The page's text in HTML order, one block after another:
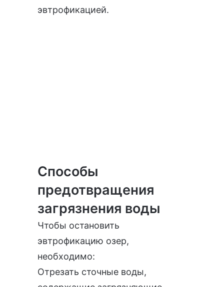
эвтрофикацией.
Способы
предотвращения
загрязнения воды
Чтобы остановить
эвтрофикацию озер,
необходимо:
Отрезать сточные воды,